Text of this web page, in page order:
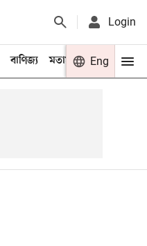
Login
বাণিজ্য মতামত খেলা
Eng